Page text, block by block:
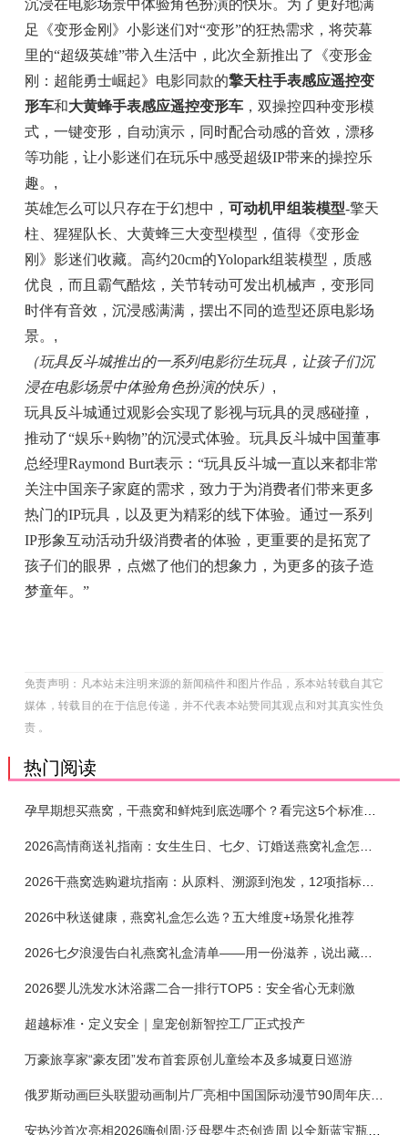
沉浸在电影场景中体验角色扮演的快乐。为了更好地满
足《变形金刚》小影迷们对“变形”的狂热需求，将荧幕
里的“超级英雄”带入生活中，此次全新推出了《变形金
刚：超能勇士崛起》电影同款的擎天柱手表感应遥控变
形车和大黄蜂手表感应遥控变形车，双操控四种变形模
式，一键变形，自动演示，同时配合动感的音效，漂移
等功能，让小影迷们在玩乐中感受超级IP带来的操控乐
趣。 ,
英雄怎么可以只存在于幻想中， 可动机甲组装模型-擎天
柱、猩猩队长、大黄蜂三大变型模型，值得《变形金
刚》影迷们收藏。高约20cm的Yolopark组装模型，质感
优良，而且霸气酷炫，关节转动可发出机械声，变形同
时伴有音效，沉浸感满满，摆出不同的造型还原电影场
景。 ,
（玩具反斗城推出的一系列电影衍生玩具，让孩子们沉
浸在电影场景中体验角色扮演的快乐） ,
玩具反斗城通过观影会实现了影视与玩具的灵感碰撞，
推动了“娱乐+购物”的沉浸式体验。玩具反斗城中国董事
总经理Raymond Burt表示：“玩具反斗城一直以来都非常
关注中国亲子家庭的需求，致力于为消费者们带来更多
热门的IP玩具，以及更为精彩的线下体验。通过一系列
IP形象互动活动升级消费者的体验，更重要的是拓宽了
孩子们的眼界，点燃了他们的想象力，为更多的孩子造
梦童年。”
免责声明：凡本站未注明来源的新闻稿件和图片作品，系本站转载自其它
媒体，转载目的在于信息传递，并不代表本站赞同其观点和对其真实性负
责 。
热门阅读
孕早期想买燕窝，干燕窝和鲜炖到底选哪个？看完这5个标准再下单
2026干燕窝选购避坑指南：从原料、溯源到泡发，12项指标判断靠谱燕窝
2026中秋送健康，燕窝礼盒怎么选？五大维度+场景化推荐
2026七夕浪漫告白礼燕窝礼盒清单——用一份滋养，说出藏在心底的爱
2026婴儿洗发水沐浴露二合一排行TOP5：安全省心无刺激
超越标准・定义安全｜皇宠创新智控工厂正式投产
万豪旅享家“豪友团”发布首套原创儿童绘本及多城夏日巡游
俄罗斯动画巨头联盟动画制片厂亮相中国国际动漫节90周年庆开启中国之旅新篇章